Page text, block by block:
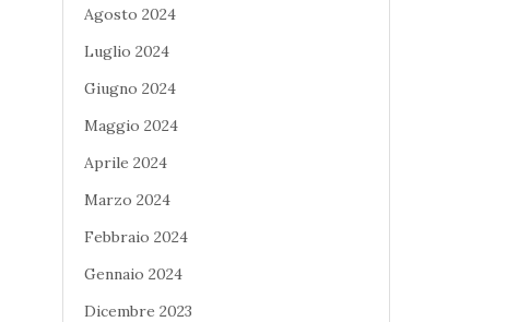
Agosto 2024
Luglio 2024
Giugno 2024
Maggio 2024
Aprile 2024
Marzo 2024
Febbraio 2024
Gennaio 2024
Dicembre 2023